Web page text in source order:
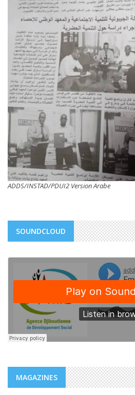
ADDS/INSTAD/PDUI2 Version Arabe
SOUNDCLOUD
MAGAZINES